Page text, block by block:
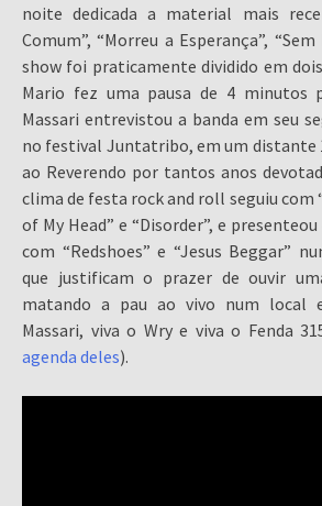
noite dedicada a material mais
Comum”, “Morreu a Esperança”,
show foi praticamente dividido em
Mario fez uma pausa de 4 minutos
Massari entrevistou a banda em seu
no festival Juntatribo, em um distante
ao Reverendo por tantos anos
clima de festa rock and roll seguiu com
of My Head” e “Disorder”, e
com “Redshoes” e “Jesus Beggar”
que justificam o prazer de ouvir
matando a pau ao vivo num local
Massari, viva o Wry e viva o Fenda
agenda deles).